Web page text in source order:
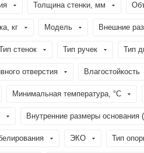
Толщина стенки, мм
кг Модель Внешние
стенок Тип ручек Тип
отверстия Влагостойкость
Минимальная температура, °C
Внутренние размеры
ЭКО Тип